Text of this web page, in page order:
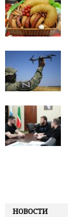
НОВОСТИ